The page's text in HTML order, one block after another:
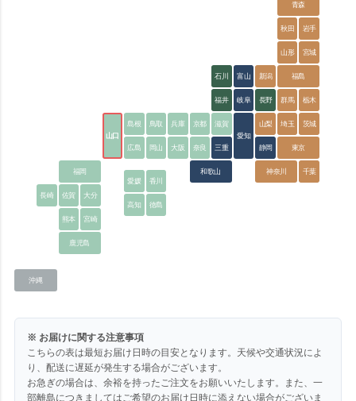
青森
秋田 岩手
山形 宮城
福島
新潟
群馬 栃木
埼玉 茨城
東京
神奈川 千葉
山梨
石川
福井 長野
富山
岐阜
愛知
静岡
三重
和歌山
山口
島根 鳥取
広島 岡山
兵庫 京都 滋賀
大阪 奈良
香川
愛媛
徳島
高知
福岡
佐賀 大分
熊本
長崎
宮崎
鹿児島
沖縄
※ お届けに関する注意事項
こちらの表は最短お届け日時の目安となります。天候や交通状況によ
り、配送に遅延が発生する場合がございます。
お急ぎの場合は、余裕を持ったご注文をお願いいたします。また、一
部離島につきましてはご希望のお届け日時に添えない場合がございま